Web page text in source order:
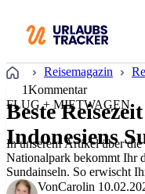
Startseite
Reisemagazin
1Kommentar
FLUG + MIETWAGEN
Beste
Indonesiens
In unserem Artikel über die
Nationalpark bekommt Ihr
Sundainseln. So erwischt
Aufenthalt und die
VonCarolin